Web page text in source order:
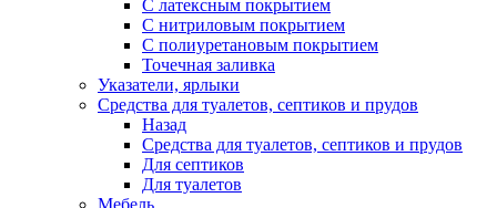
С латексным покрытием
С нитриловым покрытием
С полиуретановым покрытием
Точечная заливка
Указатели, ярлыки
Средства для туалетов, септиков и прудов
Назад
Средства для туалетов, септиков и прудов
Для септиков
Для туалетов
Мебель